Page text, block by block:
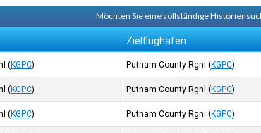
Möchten Sie eine vollständige
Zielflughafen
(KGPC) Putnam County Rgnl (KGPC)
(KGPC) Putnam County Rgnl (KGPC)
(KGPC) Putnam County Rgnl (KGPC)